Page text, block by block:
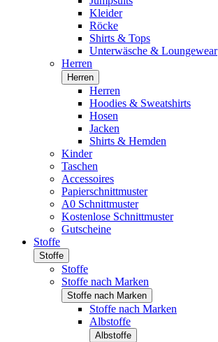
Kleider
Röcke
Shirts & Tops
Unterwäsche & Loungewear
Herren
Herren
Herren
Hoodies & Sweatshirts
Hosen
Jacken
Shirts & Hemden
Kinder
Taschen
Accessoires
Papierschnittmuster
A0 Schnittmuster
Kostenlose Schnittmuster
Gutscheine
Stoffe
Stoffe
Stoffe
Stoffe nach Marken
Stoffe nach Marken
Stoffe nach Marken
Albstoffe
Albstoffe